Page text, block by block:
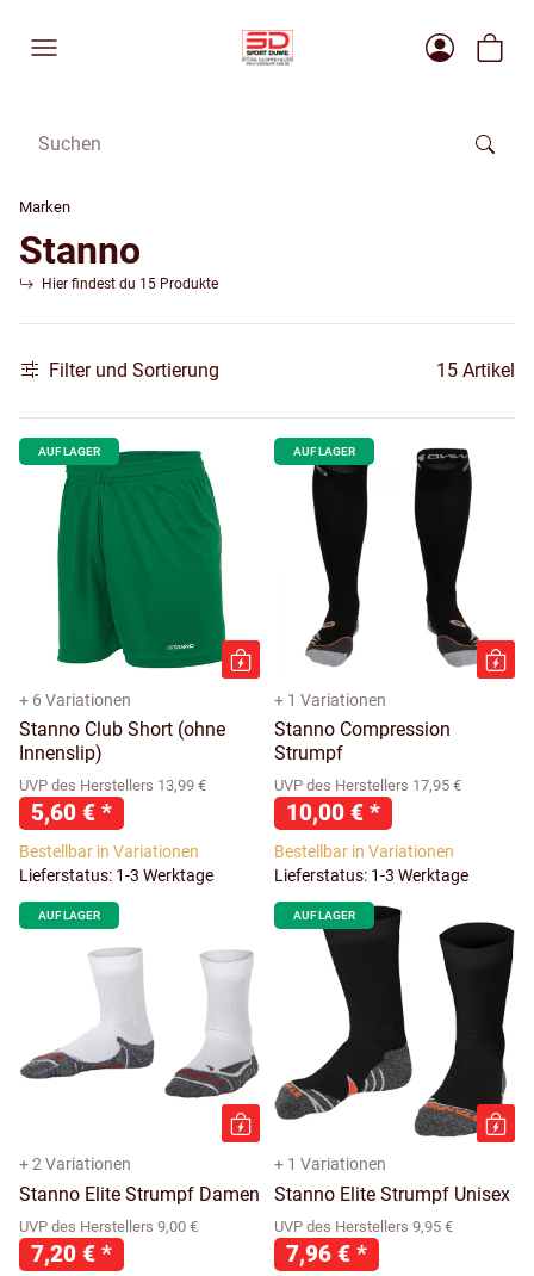
Marken
Stanno
Hier findest du 15 Produkte
Filter und Sortierung 15 Artikel
AUF LAGER
+ 6 Variationen
Stanno Club Short (ohne
Innenslip)
UVP des Herstellers 13,99 €
5,60 € *
Bestellbar in Variationen
Lieferstatus: 1-3 Werktage
AUF LAGER
+ 1 Variationen
Stanno Compression
Strumpf
UVP des Herstellers 17,95 €
10,00 € *
Bestellbar in Variationen
Lieferstatus: 1-3 Werktage
AUF LAGER
+ 2 Variationen
Stanno Elite Strumpf Damen
UVP des Herstellers 9,00 €
7,20 € *
AUF LAGER
+ 1 Variationen
Stanno Elite Strumpf Unisex
UVP des Herstellers 9,95 €
7,96 € *